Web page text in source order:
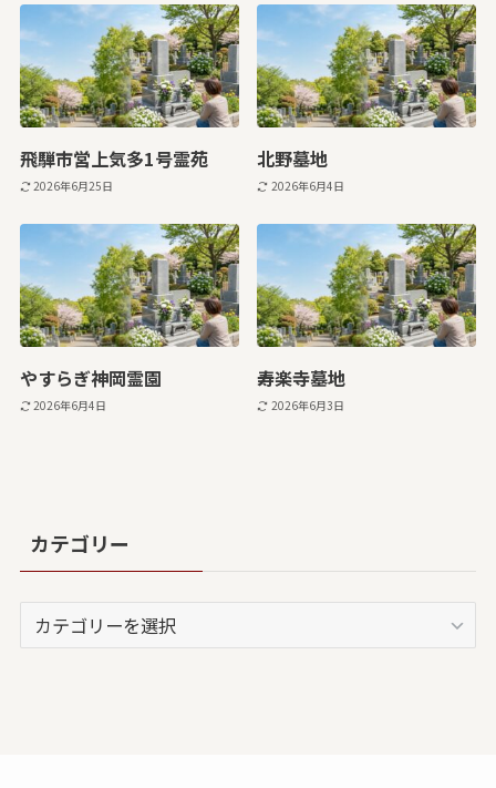
飛騨市営上気多1号霊苑
2026年6月25日
北野墓地
2026年6月4日
やすらぎ神岡霊園
2026年6月4日
寿楽寺墓地
2026年6月3日
カテゴリー
テ